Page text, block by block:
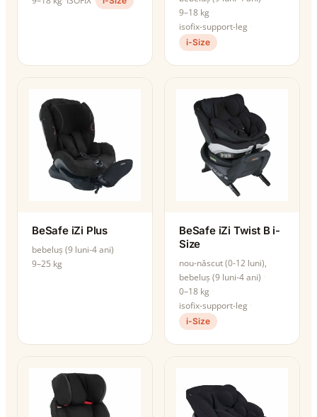
9–18 kg
isofix-support-leg
i-Size
BeSafe iZi Plus
bebeluș (9 luni-4 ani)
9–25 kg
BeSafe iZi Twist B i-
Size
nou-născut (0-12 luni),
bebeluș (9 luni-4 ani)
0–18 kg
isofix-support-leg
i-Size